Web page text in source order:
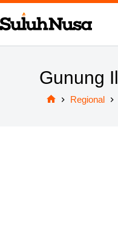
Skip
to
content
Gunung
Regional